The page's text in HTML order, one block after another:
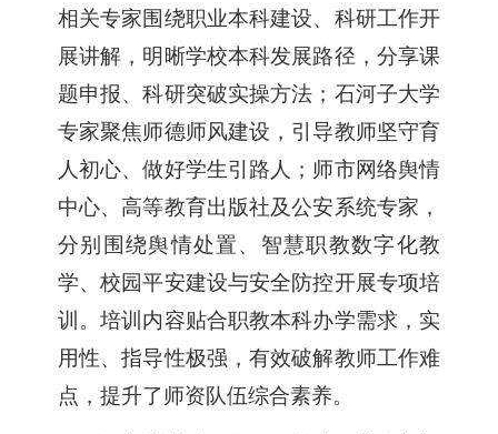
相关专家围绕职业本科建设、科研工作开
展讲解，明晰学校本科发展路径，分享课
题申报、科研突破实操方法；石河子大学
专家聚焦师德师风建设，引导教师坚守育
人初心、做好学生引路人；师市网络舆情
中心、高等教育出版社及公安系统专家，
分别围绕舆情处置、智慧职教数字化教
学、校园平安建设与安全防控开展专项培
训。培训内容贴合职教本科办学需求，实
用性、指导性极强，有效破解教师工作难
点，提升了师资队伍综合素养。